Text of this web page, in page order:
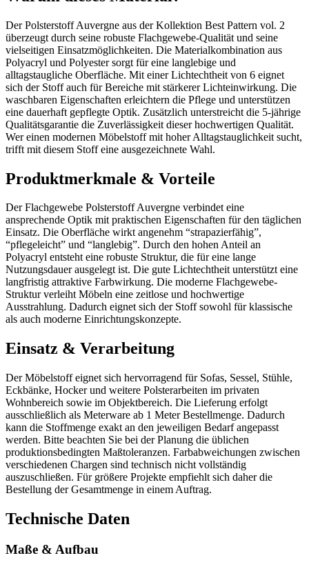
Der Polsterstoff Auvergne aus der Kollektion Best Pattern vol. 2
überzeugt durch seine robuste Flachgewebe-Qualität und seine
vielseitigen Einsatzmöglichkeiten. Die Materialkombination aus
Polyacryl und Polyester sorgt für eine langlebige und
alltagstaugliche Oberfläche. Mit einer Lichtechtheit von 6 eignet
sich der Stoff auch für Bereiche mit stärkerer Lichteinwirkung. Die
waschbaren Eigenschaften erleichtern die Pflege und unterstützen
eine dauerhaft gepflegte Optik. Zusätzlich unterstreicht die 5-jährige
Qualitätsgarantie die Zuverlässigkeit dieser hochwertigen Qualität.
Wer einen modernen Möbelstoff mit hoher Alltagstauglichkeit sucht,
trifft mit diesem Stoff eine ausgezeichnete Wahl.
Produktmerkmale & Vorteile
Der Flachgewebe Polsterstoff Auvergne verbindet eine
ansprechende Optik mit praktischen Eigenschaften für den täglichen
Einsatz. Die Oberfläche wirkt angenehm “strapazierfähig”,
“pflegeleicht” und “langlebig”. Durch den hohen Anteil an
Polyacryl entsteht eine robuste Struktur, die für eine lange
Nutzungsdauer ausgelegt ist. Die gute Lichtechtheit unterstützt eine
langfristig attraktive Farbwirkung. Die moderne Flachgewebe-
Struktur verleiht Möbeln eine zeitlose und hochwertige
Ausstrahlung. Dadurch eignet sich der Stoff sowohl für klassische
als auch moderne Einrichtungskonzepte.
Einsatz & Verarbeitung
Der Möbelstoff eignet sich hervorragend für Sofas, Sessel, Stühle,
Eckbänke, Hocker und weitere Polsterarbeiten im privaten
Wohnbereich sowie im Objektbereich. Die Lieferung erfolgt
ausschließlich als Meterware ab 1 Meter Bestellmenge. Dadurch
kann die Stoffmenge exakt an den jeweiligen Bedarf angepasst
werden. Bitte beachten Sie bei der Planung die üblichen
produktionsbedingten Maßtoleranzen. Farbabweichungen zwischen
verschiedenen Chargen sind technisch nicht vollständig
auszuschließen. Für größere Projekte empfiehlt sich daher die
Bestellung der Gesamtmenge in einem Auftrag.
Technische Daten
Maße & Aufbau